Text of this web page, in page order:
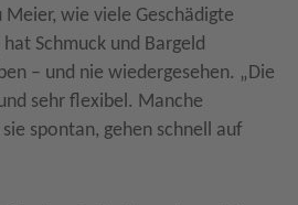
Meier, wie viele Geschädigte
Schmuck und Bargeld
– und nie wiedergesehen. „Die
sehr flexibel. Manche
spontan, gehen schnell auf